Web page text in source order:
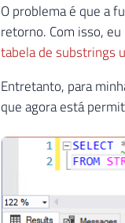
O problema é que a
retorno. Com isso,
tabela de substrings
Entretanto, para
que agora está